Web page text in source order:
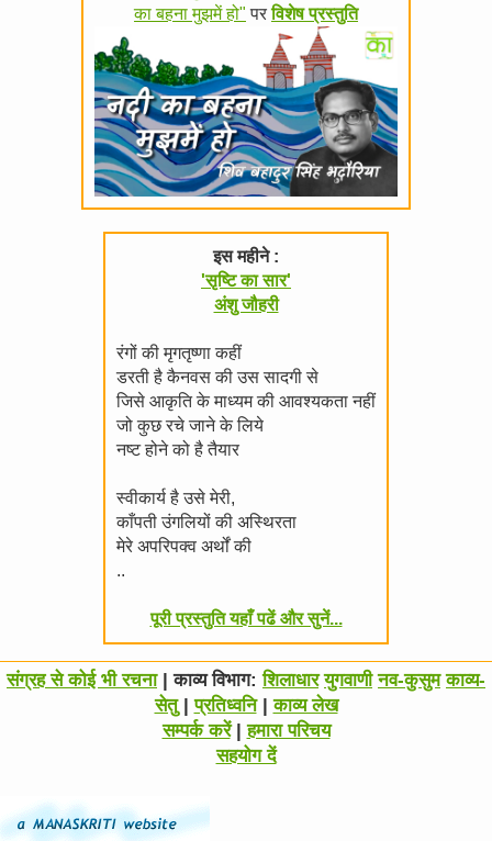
का बहना मुझमें हो" परविशेष प्रस्तुति
इस महीने :
'सृष्टि का सार'
अंशु जौहरी
रंगों की मृगतृष्णा कहीं
डरती है कैनवस की उस सादगी से
जिसे आकृति के माध्यम की आवश्यकता नहीं
जो कुछ रचे जाने के लिये
नष्ट होने को है तैयार
स्वीकार्य है उसे मेरी,
काँपती उंगलियों की अस्थिरता
मेरे अपरिपक्व अर्थों की
..
पूरी प्रस्तुति यहाँ पढें और सुनें...
संग्रह से कोई भी रचना| काव्य विभाग:शिलाधार युगवाणी नव-कुसुम काव्य-
सेतु|प्रतिध्वनि|काव्य लेख
सम्पर्क करें|हमारा परिचय
सहयोग दें